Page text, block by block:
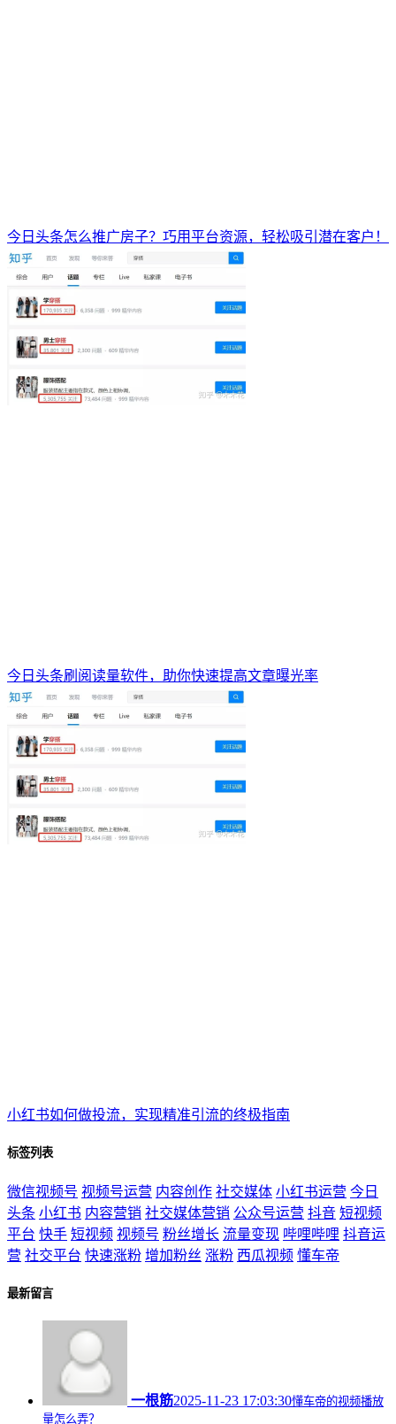
今日头条怎么推广房子？巧用平台资源，轻松吸引潜在客户！
今日头条刷阅读量软件，助你快速提高文章曝光率
小红书如何做投流，实现精准引流的终极指南
标签列表
微信视频号 视频号运营 内容创作 社交媒体 小红书运营 今日
头条 小红书 内容营销 社交媒体营销 公众号运营 抖音 短视频
平台 快手 短视频 视频号 粉丝增长 流量变现 哔哩哔哩 抖音运
营 社交平台 快速涨粉 增加粉丝 涨粉 西瓜视频 懂车帝
最新留言
一根筋2025-11-23 17:03:30懂车帝的视频播放
量怎么弄？